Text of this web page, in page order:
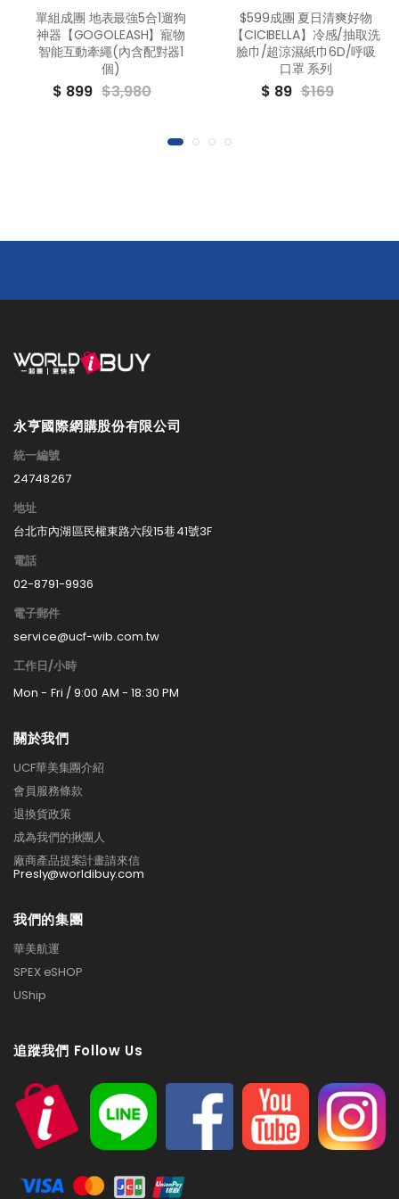
單組成團 地表最強5合1遛狗
神器【GOGOLEASH】寵物
智能互動牽繩(內含配對器1
個)
$ 899 $3,980
$599成團 夏日清爽好物
【CICIBELLA】冷感/抽取洗
臉巾/超涼濕紙巾6D/呼吸
口罩 系列
$ 89 $169
永亨國際網購股份有限公司
統一編號
24748267
地址
台北市內湖區民權東路六段15巷41號3F
電話
02-8791-9936
電子郵件
service@ucf-wib.com.tw
工作日/小時
Mon - Fri / 9:00 AM - 18:30 PM
關於我們
UCF華美集團介紹
會員服務條款
退換貨政策
成為我們的揪團人
廠商產品提案計畫請來信
Presly@worldibuy.com
我們的集團
華美航運
SPEX eSHOP
UShip
追蹤我們 Follow Us